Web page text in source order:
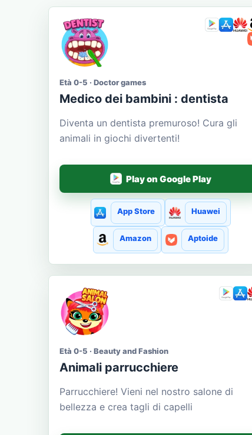
Età 0-5 · Doctor games
Medico dei bambini : dentista
Diventa un dentista premuroso! Cura gli
animali in giochi divertenti!
Play on Google Play
App Store Huawei
Amazon Aptoide
Età 0-5 · Beauty and Fashion
Animali parrucchiere
Parrucchiere! Vieni nel nostro salone di
bellezza e crea tagli di capelli